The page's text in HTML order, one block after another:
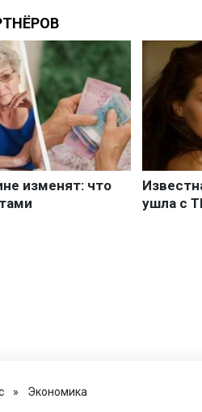
» Экономика